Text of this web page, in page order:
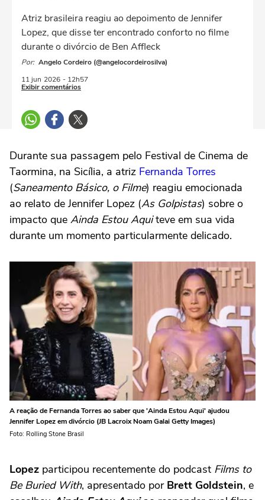
Atriz brasileira reagiu ao depoimento de Jennifer
Lopez, que disse ter encontrado conforto no filme
durante o divórcio de Ben Affleck
Por: Angelo Cordeiro (@angelocordeirosilva)
11 jun 2026 - 12h57
Exibir comentários
Durante sua passagem pelo Festival de Cinema de
Taormina, na Sicília, a atriz Fernanda Torres
(Saneamento Básico, o Filme) reagiu emocionada
ao relato de Jennifer Lopez (As Golpistas) sobre o
impacto que Ainda Estou Aquiteve em sua vida
durante um momento particularmente delicado.
A reação de Fernanda Torres ao saber que 'Ainda Estou Aqui' ajudou
Jennifer Lopez em divórcio (JB Lacroix Noam Galai Getty Images)
Foto: Rolling Stone Brasil
Lopez participou recentemente do podcast Films to
Be Buried With, apresentado por Brett Goldstein, e